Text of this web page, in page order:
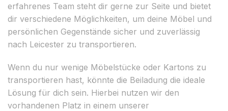
erfahrenes Team steht dir gerne zur Seite und bietet
dir verschiedene Möglichkeiten, um deine Möbel und
persönlichen Gegenstände sicher und zuverlässig
nach Leicester zu transportieren.
Wenn du nur wenige Möbelstücke oder Kartons zu
transportieren hast, könnte die Beiladung die ideale
Lösung für dich sein. Hierbei nutzen wir den
vorhandenen Platz in einem unserer